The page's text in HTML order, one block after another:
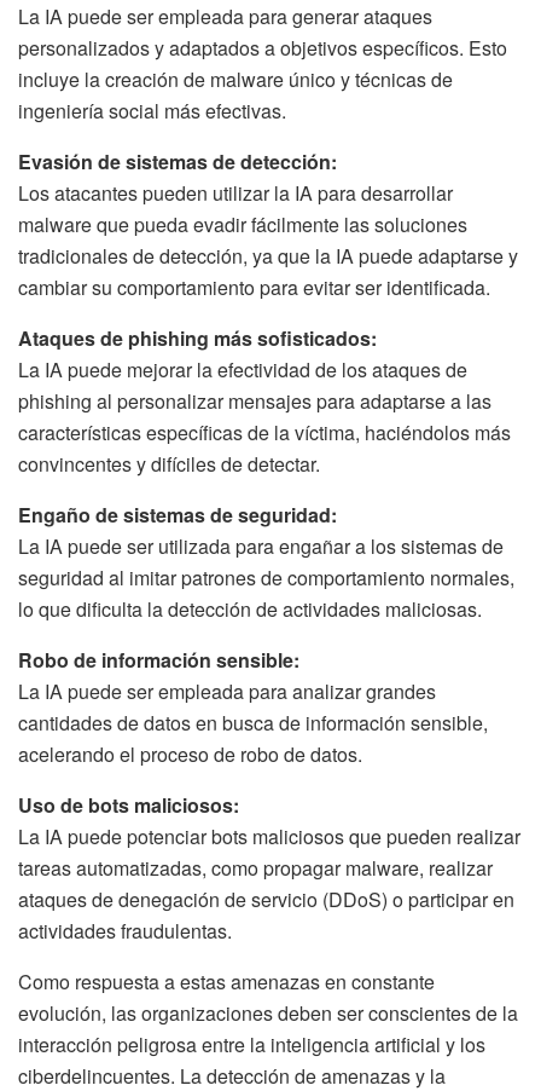
La IA puede ser empleada para generar ataques
personalizados y adaptados a objetivos específicos. Esto
incluye la creación de malware único y técnicas de
ingeniería social más efectivas.
Evasión de sistemas de detección:
Los atacantes pueden utilizar la IA para desarrollar
malware que pueda evadir fácilmente las soluciones
tradicionales de detección, ya que la IA puede adaptarse y
cambiar su comportamiento para evitar ser identificada.
Ataques de phishing más sofisticados:
La IA puede mejorar la efectividad de los ataques de
phishing al personalizar mensajes para adaptarse a las
características específicas de la víctima, haciéndolos más
convincentes y difíciles de detectar.
Engaño de sistemas de seguridad:
La IA puede ser utilizada para engañar a los sistemas de
seguridad al imitar patrones de comportamiento normales,
lo que dificulta la detección de actividades maliciosas.
Robo de información sensible:
La IA puede ser empleada para analizar grandes
cantidades de datos en busca de información sensible,
acelerando el proceso de robo de datos.
Uso de bots maliciosos:
La IA puede potenciar bots maliciosos que pueden realizar
tareas automatizadas, como propagar malware, realizar
ataques de denegación de servicio (DDoS) o participar en
actividades fraudulentas.
Como respuesta a estas amenazas en constante
evolución, las organizaciones deben ser conscientes de la
interacción peligrosa entre la inteligencia artificial y los
ciberdelincuentes. La detección de amenazas y la